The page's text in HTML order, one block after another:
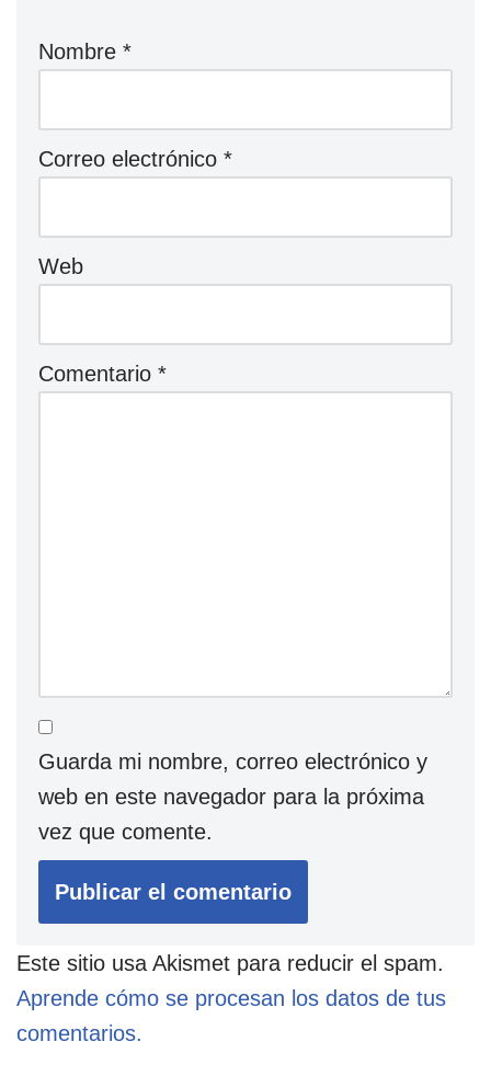
Nombre *
Correo electrónico *
Web
Comentario *
Guarda mi nombre, correo electrónico y
web en este navegador para la próxima
vez que comente.
Este sitio usa Akismet para reducir el spam.
Aprende cómo se procesan los datos de tus
comentarios.